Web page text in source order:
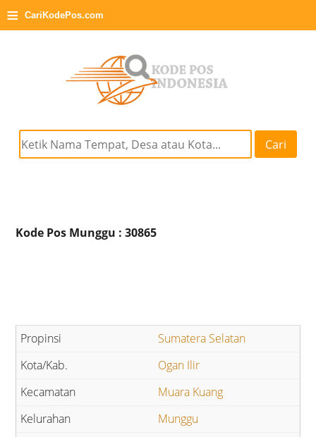
≡ CariKodePos.com
Cari
Kode Pos Munggu : 30865
Sumatera Selatan
Ogan Ilir
Muara Kuang
Munggu